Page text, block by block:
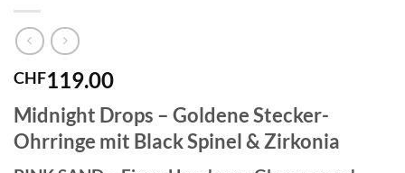
CHF119.00
Midnight Drops – Goldene Stecker-
Ohrringe mit Black Spinel & Zirkonia